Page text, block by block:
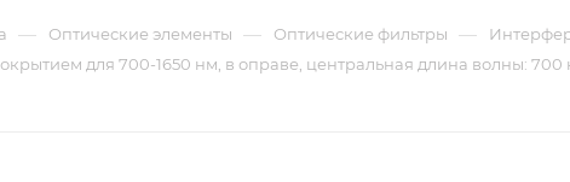
— Оптические элементы — Оптические фильтры —
для 700-1650 нм, в оправе, центральная длина волны: